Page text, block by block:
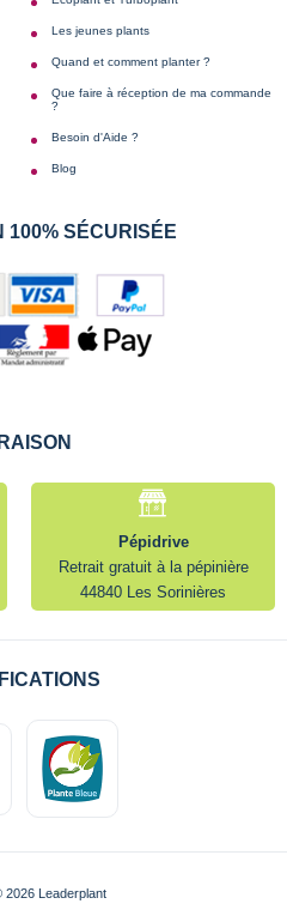
Les jeunes plants
Quand et comment planter ?
Que faire à réception de ma commande
?
Besoin d'Aide ?
Blog
100% SÉCURISÉE
Pépidrive
Retrait gratuit à la pépinière
44840 Les Sorinières
2026 Leaderplant